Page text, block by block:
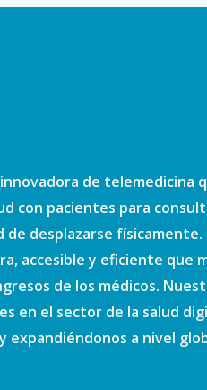
de telemedicina
con pacientes para
de desplazarse físicamente.
accesible y eficiente que
de los médicos.
en el sector de la salud
expandiéndonos a nivel